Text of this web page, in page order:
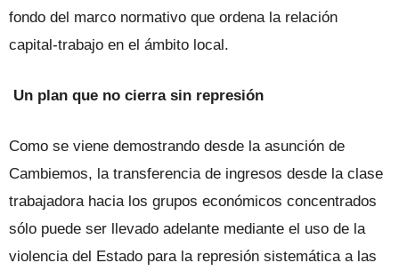
fondo del marco normativo que ordena la relación
capital-trabajo en el ámbito local.
Un plan que no cierra sin represión
Como se viene demostrando desde la asunción de
Cambiemos, la transferencia de ingresos desde la clase
trabajadora hacia los grupos económicos concentrados
sólo puede ser llevado adelante mediante el uso de la
violencia del Estado para la represión sistemática a las